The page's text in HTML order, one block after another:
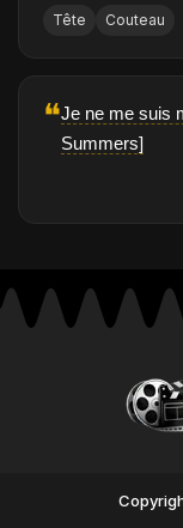
Tête Couteau
❝Je ne me suis
Summers]